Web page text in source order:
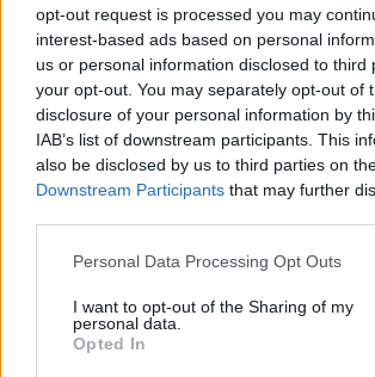
opt-out request is processed you may
interest-based ads based on personal
us or personal information disclosed to third
your opt-out. You may separately opt-out of
disclosure of your personal information by
IAB’s list of downstream participants. This
also be disclosed by us to third parties on
Downstream Participants that may further
Personal Data Processing Opt Outs
I want to opt-out of the Sharing of my
personal data.
Opted In
Poprzednia
1
2 3 4 5 …
Najnowsze
09 sierpnia 2026 | 04:22
Kard. Timothy Radcliffe na odpuście u